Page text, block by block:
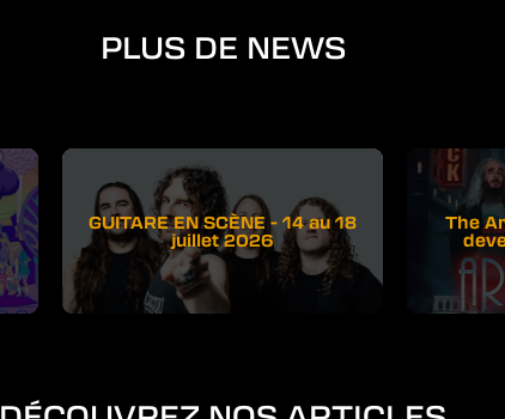
PLUS DE NEWS
GUITARE EN SCÈNE - 14 au 18
juillet 2026
The